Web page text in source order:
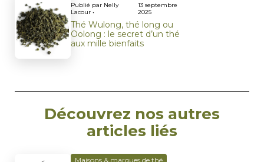
Publié par Nelly
Lacour •
13 septembre
2025
Thé Wulong, thé long ou
Oolong : le secret d’un thé
aux mille bienfaits
Découvrez nos autres
articles liés
Maisons & marques de thé